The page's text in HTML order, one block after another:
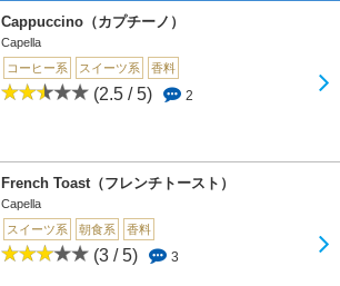
Cappuccino（カプチーノ）
Capella
コーヒー系
スイーツ系 香料
(2.5 / 5) 2
French Toast（フレンチトースト）
Capella
スイーツ系
朝食系 香料
(3 / 5) 3